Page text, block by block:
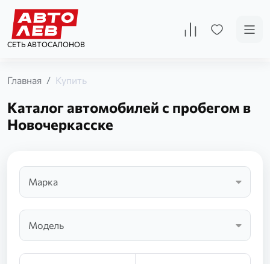
СЕТЬ АВТОСАЛОНОВ
Главная Купить
Каталог автомобилей с пробегом в
Новочеркасске
Марка
Модель